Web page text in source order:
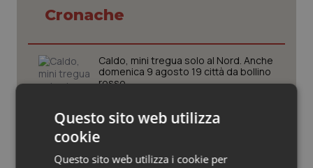
Oncologia & Nutrizione
Psoriasi & pelle
Quotidiano Cardiologia
Cronache
Caldo, mini tregua solo al Nord. Anche
domenica 9 agosto 19 città da bollino
rosso
Caldo, segnali di lenta ritirata
dell’ondata: il 7 agosto restano 26
19
Questo sito web utilizza
cookie
Questo sito web utilizza i cookie per